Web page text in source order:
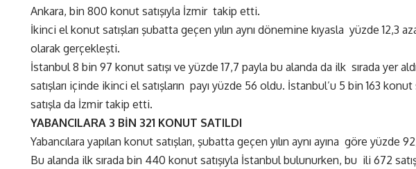
Ankara, bin 800 konut satışıyla İzmir takip etti.
İkinci el konut satışları şubatta geçen yılın aynı dönemine kıyasla yüzde 12,3
olarak gerçekleşti.
İstanbul 8 bin 97 konut satışı ve yüzde 17,7 payla bu alanda da ilk sırada yer
satışları içinde ikinci el satışların payı yüzde 56 oldu. İstanbul’u 5 bin 163 konut
satışla da İzmir takip etti.
YABANCILARA 3 BİN 321 KONUT SATILDI
Yabancılara yapılan konut satışları, şubatta geçen yılın aynı ayına göre yüzde
Bu alanda ilk sırada bin 440 konut satışıyla İstanbul bulunurken, bu ili 672